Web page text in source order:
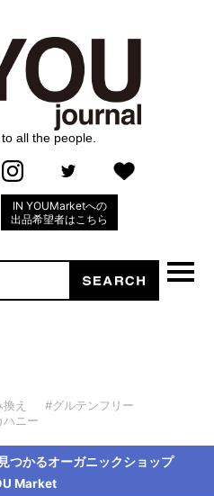
all the people.
IN YOUMarketへの
出品希望者はこちら
え
#グルテンフリー
ニー
つかるオーガニックショップ
Market